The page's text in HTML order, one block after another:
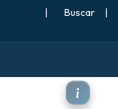
| |